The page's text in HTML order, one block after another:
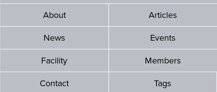
About
Articles
News Events
Facility Members
Contact Tags